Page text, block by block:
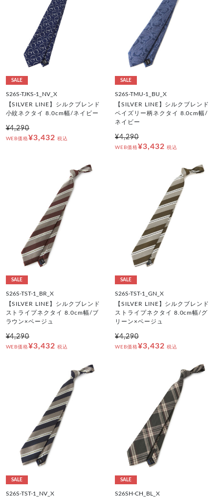
SALE
S26S-TJKS-1_NV_X
【SILVER LINE】シルクブレンド
小紋ネクタイ 8.0cm幅/ネイビー
¥4,290
WEB価格¥3,432 税込
SALE
S26S-TMU-1_BU_X
【SILVER LINE】シルクブレンド
ペイズリー柄ネクタイ 8.0cm幅/
ネイビー
¥4,290
WEB価格¥3,432 税込
SALE
S26S-TST-1_BR_X
【SILVER LINE】シルクブレンド
ストライプネクタイ 8.0cm幅/ブ
ラウン×ベージュ
¥4,290
WEB価格¥3,432 税込
SALE
S26S-TST-1_GN_X
【SILVER LINE】シルクブレンド
ストライプネクタイ 8.0cm幅/グ
リーン×ベージュ
¥4,290
WEB価格¥3,432 税込
SALE
S26S-TST-1_NV_X
SALE
S26SH-CH_BL_X